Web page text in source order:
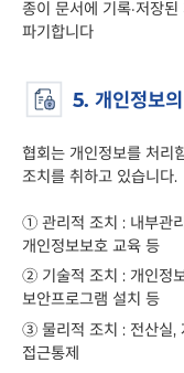
종이 문서에 기록·저장
파기합니다
5. 개인정보
협회는 개인정보를 처리
조치를 취하고 있습니다.
① 관리적 조치 : 내부관
개인정보보호 교육 등
② 기술적 조치 : 개인정
보안프로그램 설치 등
③ 물리적 조치 : 전산실,
접근통제